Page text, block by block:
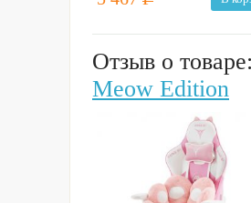
Отзыв о
Meow Edition